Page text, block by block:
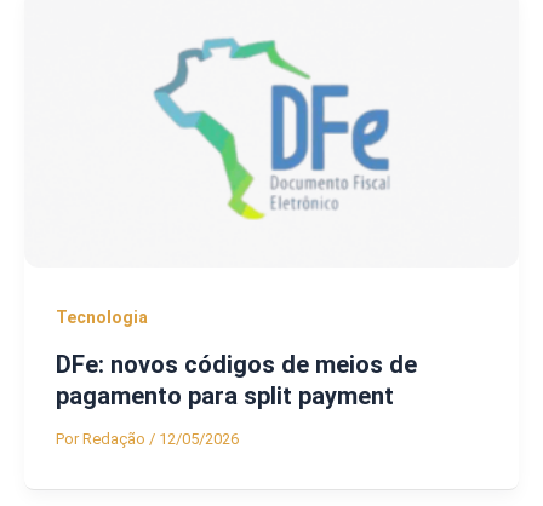
Tecnologia
DFe: novos códigos de meios de
pagamento para split payment
PorRedação / 12/05/2026